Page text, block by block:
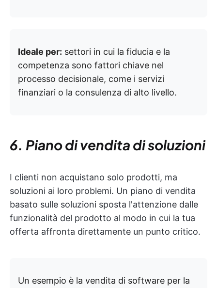
Ideale per: settori in cui la fiducia e la
competenza sono fattori chiave nel
processo decisionale, come i servizi
finanziari o la consulenza di alto livello.
6. Piano di vendita di soluzioni
I clienti non acquistano solo prodotti, ma
soluzioni ai loro problemi. Un piano di vendita
basato sulle soluzioni sposta l'attenzione dalle
funzionalità del prodotto al modo in cui la tua
offerta affronta direttamente un punto critico.
Un esempio è la vendita di software per la